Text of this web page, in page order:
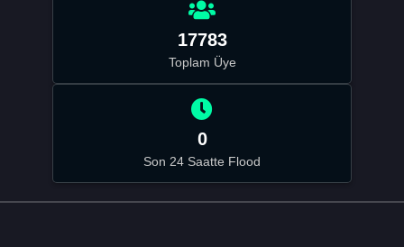
17783
Toplam Üye
0
Son 24 Saatte Flood